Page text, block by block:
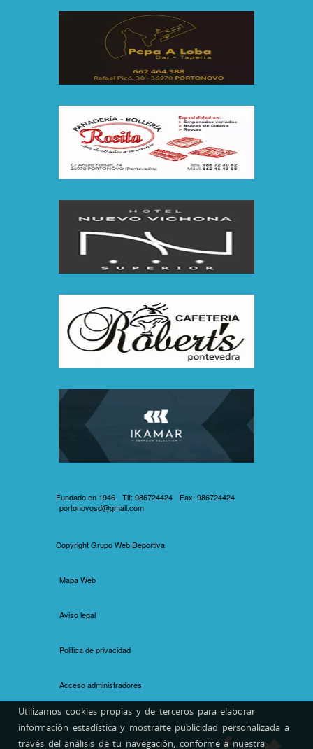
Fundado en 1946 Tlf: 986724424
Fax: 986724424
portonovosd@gmail.com
CopyrightGrupo Web Deportiva
Mapa Web
Aviso legal
Politica de privacidad
Acceso administradores
Utilizamos cookies propias y de terceros para elaborar
información estadística y mostrarte publicidad personalizada a
través del análisis de tu navegación, conforme a nuestra